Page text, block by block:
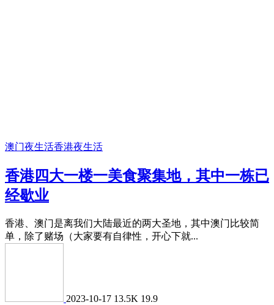
澳门夜生活香港夜生活
香港四大一楼一美食聚集地，其中一栋已
经歇业
​香港、澳门是离我们大陆最近的两大圣地，其中澳门比较简
单，除了赌场（大家要有自律性，开心下就...
2023-10-17 13.5K 19.9